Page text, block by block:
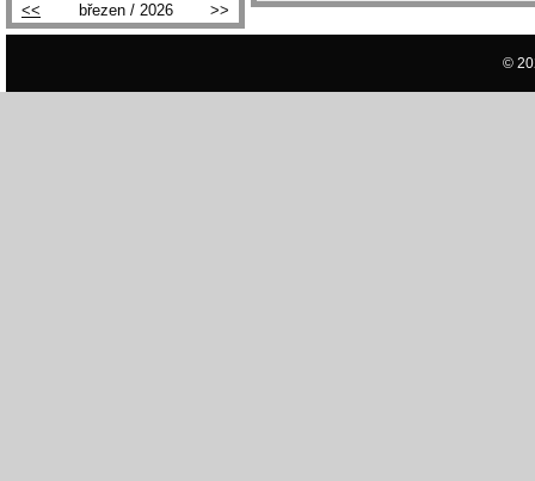
<<
březen / 2026 >>
©